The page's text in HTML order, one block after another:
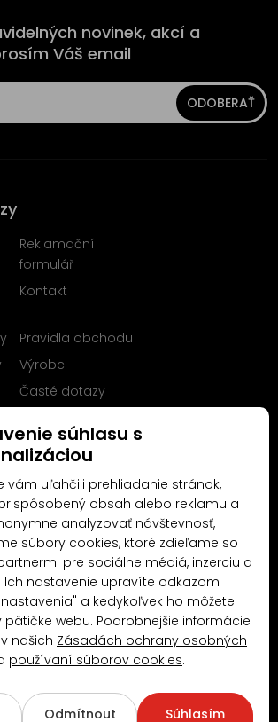
novinek, akcí a
Váš email
ODOBERAŤ
Reklamační
formulář
Kontakt
Pravidla obchodu
Výrobci
Časté dotazy
u MN-Modelář.cz
4.5/5 (189x)
súhlasu s
vám uľahčili prehliadanie stránok,
obsah alebo reklamu a
analyzovať návštevnosť,
súbory cookies, ktoré zdieľame so
pre sociálne médiá, inzerciu a
Ich nastavenie upravíte odkazom
a kedykoľvek ho môžete
pätičke webu. Podrobnejšie informácie
našich Zásadách ochrany osobných
používaní súborov cookies.
Odmítnout Súhlasím